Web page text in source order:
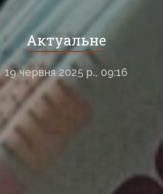
Актуальне
19 червня 2025 р., 09:16